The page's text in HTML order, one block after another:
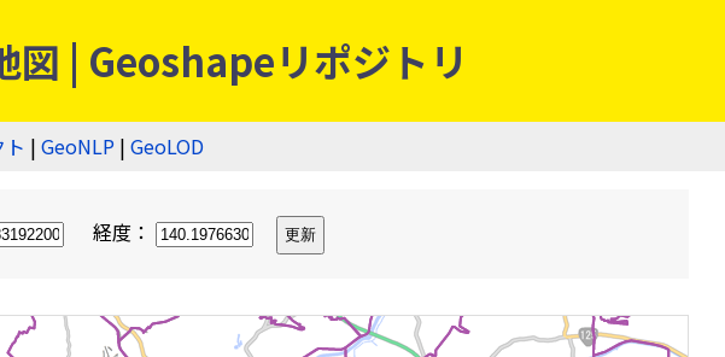
図 | Geoshapeリポジトリ
| GeoNLP | GeoLOD
経度：